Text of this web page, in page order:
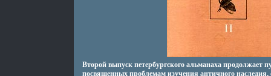
Второй выпуск петербургского альманаха продолжает
посвященных проблемам изучения античного наследия,